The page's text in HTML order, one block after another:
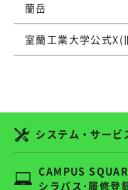
蘭岳
室蘭工業大学公式X(
システム・サービ
CAMPUS
シラバス･履修登